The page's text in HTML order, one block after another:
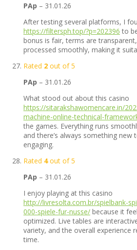
PAp – 31.01.26
After testing several platforms, I
https://filtersph.top/?p=202396 to
bonus is fair, terms are
processed smoothly, making it
Rated 2 out of 5
PAp – 31.01.26
What stood out about this casino
https://sitarakshawomencare.in/
machine-online-technical-
the games. Everything runs
and there’s always something
engaging.
Rated 4out of 5
PAp – 31.01.26
I enjoy playing at this casino
http://livresolta.com.br/spielbank-
000-spiele-fur-nusse/ because it
optimized. Live tables are
variety, and the overall experience
time.